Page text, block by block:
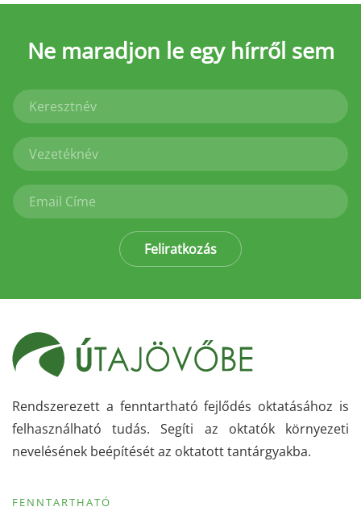
Ne maradjon le egy hírről sem
Feliratkozás
Rendszerezett a fenntartható fejlődés oktatásához is
felhasználható tudás. Segíti az oktatók környezeti
nevelésének beépítését az oktatott tantárgyakba.
FENNTARTHATÓ